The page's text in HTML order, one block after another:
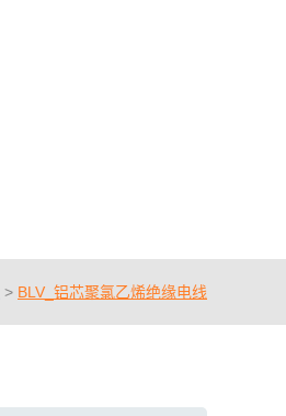
> BLV_铝芯聚氯乙烯绝缘电线